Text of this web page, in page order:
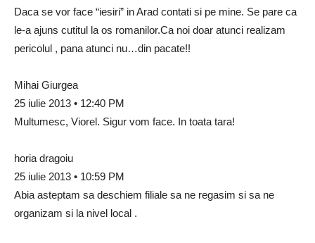
Daca se vor face “iesiri” in Arad contati si pe mine. Se pare ca
le-a ajuns cutitul la os romanilor.Ca noi doar atunci realizam
pericolul , pana atunci nu…din pacate!!
Mihai Giurgea
25 iulie 2013 • 12:40 PM
Multumesc, Viorel. Sigur vom face. In toata tara!
horia dragoiu
25 iulie 2013 • 10:59 PM
Abia asteptam sa deschiem filiale sa ne regasim si sa ne
organizam si la nivel local .